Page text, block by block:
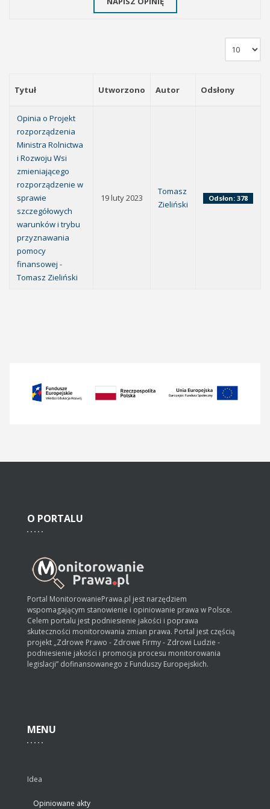
Tytuł Utworzono Autor Odsłony
Opinia o Projekt
rozporządzenia
Ministra Rolnictwa
i Rozwoju Wsi
zmieniającego
rozporządzenie w
sprawie
szczegółowych
warunków i trybu
przyznawania
pomocy
finansowej -
Tomasz Zieliński
19 luty 2023
Tomasz
Zieliński
Odsłon: 378
O PORTALU
Portal MonitorowaniePrawa.pl jest narzędziem
wspomagającym stanowienie i opiniowanie prawa w Polsce.
Celem portalu jest podniesienie jakości i poprawa
skuteczności monitorowania zmian prawa. Portal jest częścią
projekt „Zdrowe Prawo - Zdrowe Firmy - Zdrowi Ludzie -
podniesienie jakości i promocja procesu monitorowania
legislacji” dofinansowanego z Funduszy Europejskich.
MENU
Idea
Opiniowane akty